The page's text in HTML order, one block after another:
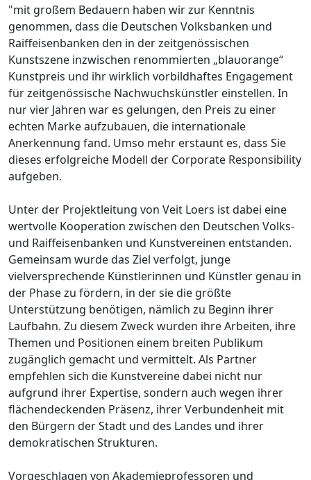
"mit großem Bedauern haben wir zur Kenntnis
genommen, dass die Deutschen Volksbanken und
Raiffeisenbanken den in der zeitgenössischen
Kunstszene inzwischen renommierten „blauorange“
Kunstpreis und ihr wirklich vorbildhaftes Engagement
für zeitgenössische Nachwuchskünstler einstellen. In
nur vier Jahren war es gelungen, den Preis zu einer
echten Marke aufzubauen, die internationale
Anerkennung fand. Umso mehr erstaunt es, dass Sie
dieses erfolgreiche Modell der Corporate Responsibility
aufgeben.
Unter der Projektleitung von Veit Loers ist dabei eine
wertvolle Kooperation zwischen den Deutschen Volks-
und Raiffeisenbanken und Kunstvereinen entstanden.
Gemeinsam wurde das Ziel verfolgt, junge
vielversprechende Künstlerinnen und Künstler genau in
der Phase zu fördern, in der sie die größte
Unterstützung benötigen, nämlich zu Beginn ihrer
Laufbahn. Zu diesem Zweck wurden ihre Arbeiten, ihre
Themen und Positionen einem breiten Publikum
zugänglich gemacht und vermittelt. Als Partner
empfehlen sich die Kunstvereine dabei nicht nur
aufgrund ihrer Expertise, sondern auch wegen ihrer
flächendeckenden Präsenz, ihrer Verbundenheit mit
den Bürgern der Stadt und des Landes und ihrer
demokratischen Strukturen.
Vorgeschlagen von Akademieprofessoren und